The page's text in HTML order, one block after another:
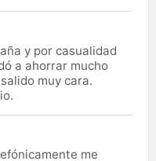
y por casualidad
a ahorrar mucho
muy cara.
me